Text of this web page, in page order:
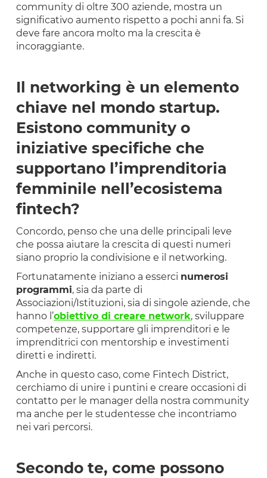
community di oltre 300 aziende, mostra un
significativo aumento rispetto a pochi anni fa. Si
deve fare ancora molto ma la crescita è
incoraggiante.
Il networking è un elemento
chiave nel mondo startup.
Esistono community o
iniziative specifiche che
supportano l’imprenditoria
femminile nell’ecosistema
fintech?
Concordo, penso che una delle principali leve
che possa aiutare la crescita di questi numeri
siano proprio la condivisione e il networking.
Fortunatamente iniziano a esserci numerosi
programmi, sia da parte di
Associazioni/Istituzioni, sia di singole aziende, che
hanno l’obiettivo di creare network, sviluppare
competenze, supportare gli imprenditori e le
imprenditrici con mentorship e investimenti
diretti e indiretti.
Anche in questo caso, come Fintech District,
cerchiamo di unire i puntini e creare occasioni di
contatto per le manager della nostra community
ma anche per le studentesse che incontriamo
nei vari percorsi.
Secondo te, come possono